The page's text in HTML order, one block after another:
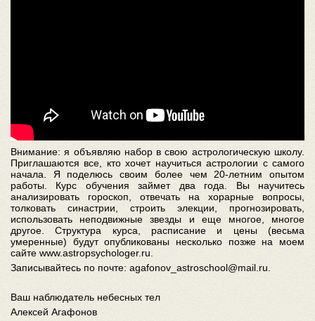
Внимание: я объявляю набор в свою астрологическую школу.
Приглашаются все, кто хочет научиться астрологии с самого
начала. Я поделюсь своим более чем 20-летним опытом
работы. Курс обучения займет два года. Вы научитесь
анализировать гороскоп, отвечать на хорарные вопросы,
толковать синастрии, строить элекции, прогнозировать,
использовать неподвижные звезды и еще многое, многое
другое. Структура курса, расписание и цены (весьма
умеренные) будут опубликованы несколько позже на моем
сайте www.astropsychologer.ru.
Записывайтесь по почте: agafonov_astroschool@mail.ru.
Ваш наблюдатель небесных тел
Алексей Агафонов